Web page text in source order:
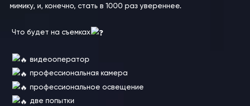
мимику, и, конечно, стать в 1000 раз увереннее.
Что будет на съемках
видеооператор
профессиональная камера
профессиональное освещение
две попытки